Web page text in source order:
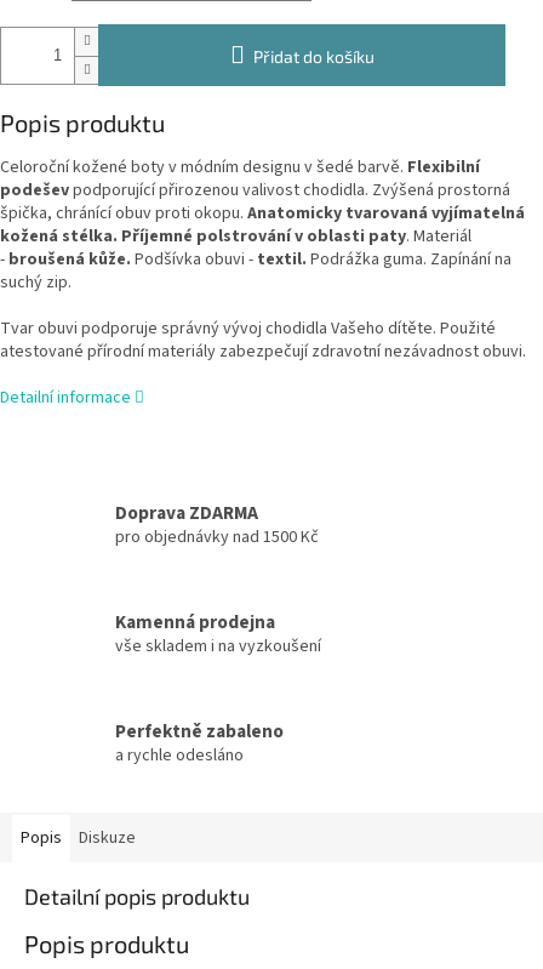
Přidat do košíku
Popis produktu
Celoroční kožené boty v módním designu v šedé barvě. Flexibilní
podeševpodporující přirozenou valivost chodidla. Zvýšená prostorná
špička, chránící obuv proti okopu. Anatomicky tvarovaná vyjímatelná
kožená stélka. Příjemné polstrování v oblasti paty. Materiál
- broušená kůže. Podšívka obuvi - textil. Podrážka guma. Zapínání na
suchý zip.
Tvar obuvi podporuje správný vývoj chodidla Vašeho dítěte. Použité
atestované přírodní materiály zabezpečují zdravotní nezávadnost obuvi.
Detailní informace
Doprava ZDARMA
pro objednávky nad 1500 Kč
Kamenná prodejna
vše skladem i na vyzkoušení
Perfektně zabaleno
a rychle odesláno
Popis Diskuze
Detailní popis produktu
Popis produktu